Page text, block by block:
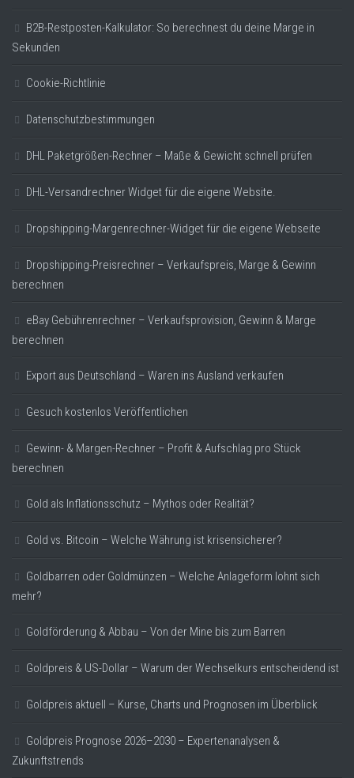
B2B-Restposten-Kalkulator: So berechnest du deine Marge in
Sekunden
Cookie-Richtlinie
Datenschutzbestimmungen
DHL Paketgrößen-Rechner – Maße & Gewicht schnell prüfen
DHL-Versandrechner Widget für die eigene Website.
Dropshipping-Margenrechner-Widget für die eigene Webseite
Dropshipping-Preisrechner – Verkaufspreis, Marge & Gewinn
berechnen
eBay Gebührenrechner – Verkaufsprovision, Gewinn & Marge
berechnen
Export aus Deutschland – Waren ins Ausland verkaufen
Gesuch kostenlos Veröffentlichen
Gewinn- & Margen-Rechner – Profit & Aufschlag pro Stück
berechnen
Gold als Inflationsschutz – Mythos oder Realität?
Gold vs. Bitcoin – Welche Währung ist krisensicherer?
Goldbarren oder Goldmünzen – Welche Anlageform lohnt sich
mehr?
Goldförderung & Abbau – Von der Mine bis zum Barren
Goldpreis & US-Dollar – Warum der Wechselkurs entscheidend ist
Goldpreis aktuell – Kurse, Charts und Prognosen im Überblick
Goldpreis Prognose 2026–2030 – Expertenanalysen &
Zukunftstrends